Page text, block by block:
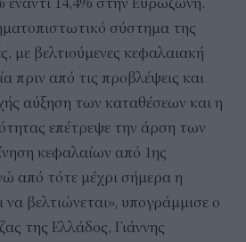
σύστημα της
με βελτιούμενες κεφαλαιακή
πριν από τις προβλέψεις και
αύξηση των καταθέσεων και η
επέτρεψε την άρση των
κεφαλαίων από 1ης
από τότε μέχρι σήμερα η
να βελτιώνεται», υπογράμμισε ο
της Ελλάδος, Γιάννης